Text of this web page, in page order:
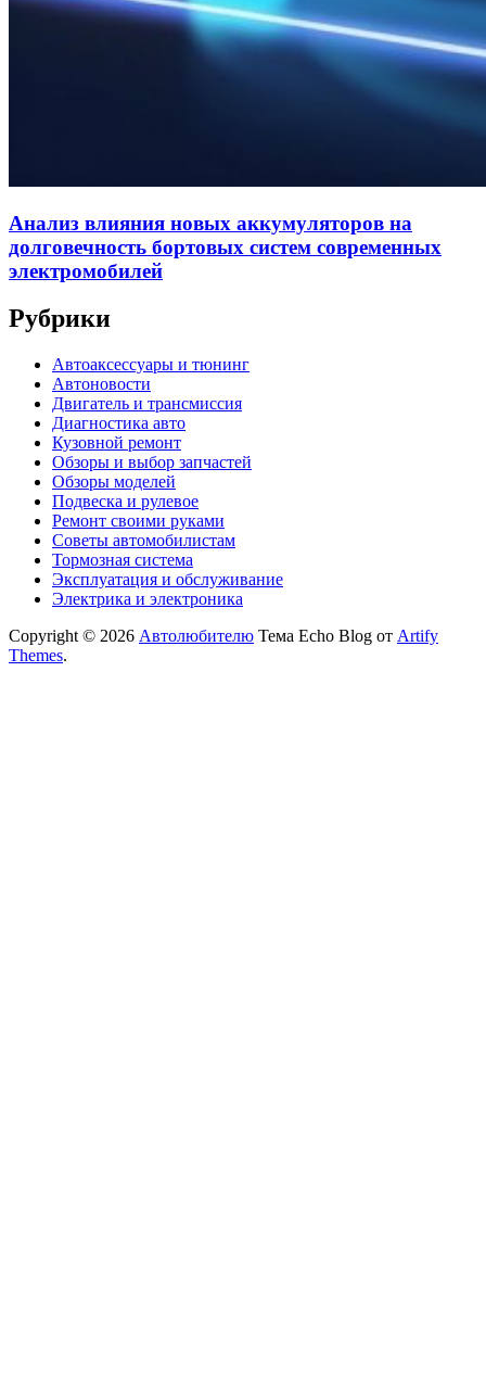
Анализ влияния новых аккумуляторов на
долговечность бортовых систем современных
электромобилей
Рубрики
Автоаксессуары и тюнинг
Автоновости
Двигатель и трансмиссия
Диагностика авто
Кузовной ремонт
Обзоры и выбор запчастей
Обзоры моделей
Подвеска и рулевое
Ремонт своими руками
Советы автомобилистам
Тормозная система
Эксплуатация и обслуживание
Электрика и электроника
Copyright © 2026 Автолюбителю Тема Echo Blog от Artify
Themes.